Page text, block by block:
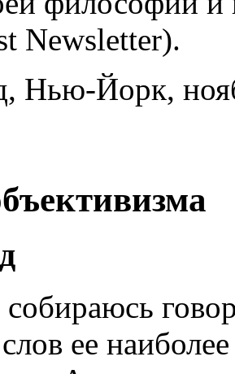
Newsletter).
Нью-Йорк,
ее